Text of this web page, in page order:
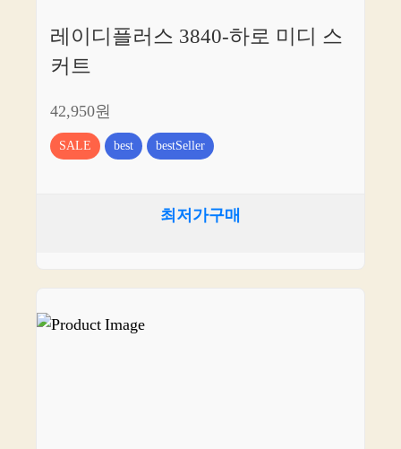
레이디플러스 3840-하로 미디 스
커트
42,950원
SALE best bestSeller
최저가구매